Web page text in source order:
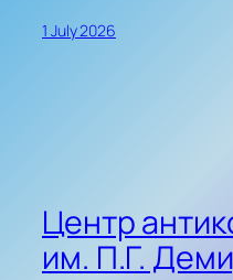
1 July 2026
Центр
им. П.Г.